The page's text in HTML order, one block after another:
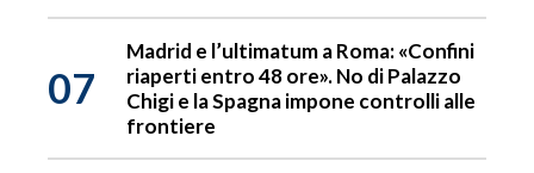
07
Madrid e l’ultimatum a Roma: «Confini
riaperti entro 48 ore». No di Palazzo
Chigi e la Spagna impone controlli alle
frontiere